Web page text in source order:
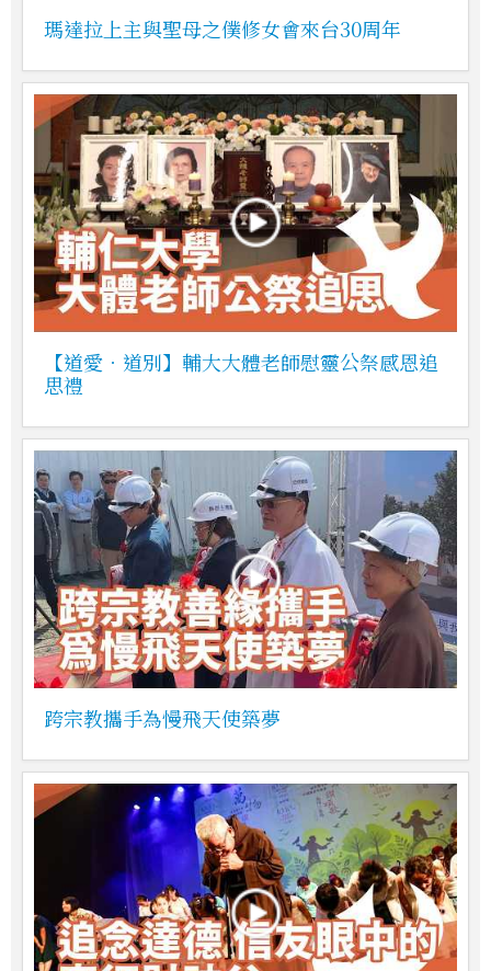
瑪達拉上主與聖母之僕修女會來台30周年
【道愛．道別】輔大大體老師慰靈公祭感恩追
思禮
跨宗教攜手為慢飛天使築夢